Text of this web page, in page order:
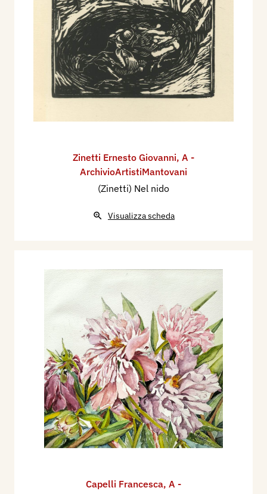
Zinetti Ernesto Giovanni, A -
ArchivioArtistiMantovani
(Zinetti) Nel nido
Visualizza scheda
Capelli Francesca, A -